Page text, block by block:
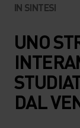
IN SINTESI
UNO
DAL